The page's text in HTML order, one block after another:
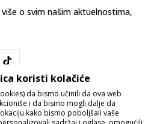
o svim našim aktuelnostima,
koristi kolačiće
da bismo učinili da ova web
i da bismo mogli dalje da
kako bismo poboljšali vaše